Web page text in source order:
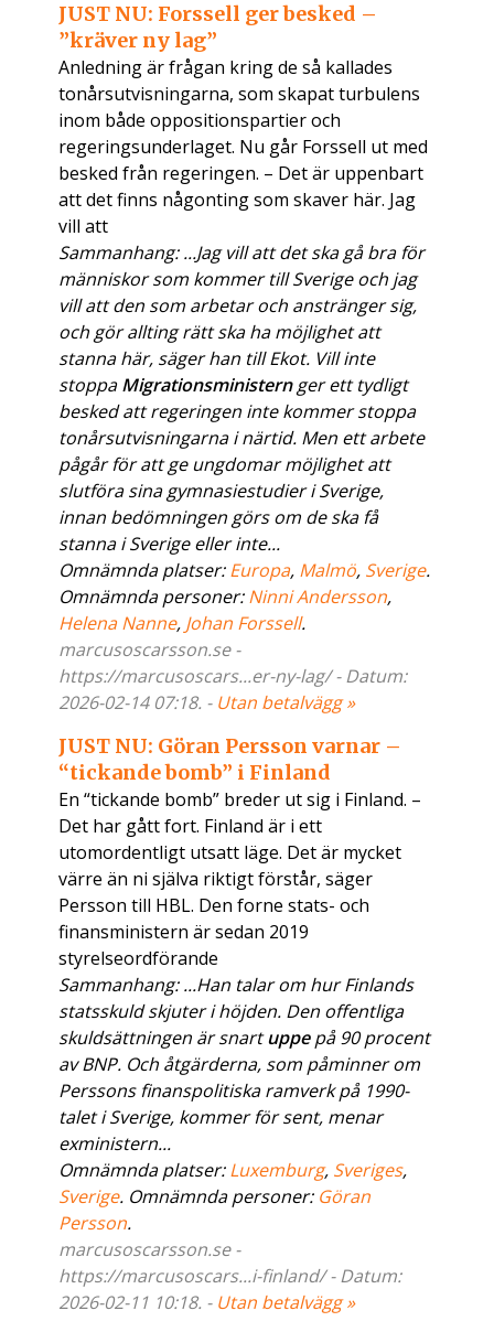
JUST NU: Forssell ger besked –
”kräver ny lag”
Anledning är frågan kring de så kallades
tonårsutvisningarna, som skapat turbulens
inom både oppositionspartier och
regeringsunderlaget. Nu går Forssell ut med
besked från regeringen. – Det är uppenbart
att det finns någonting som skaver här. Jag
vill att
Sammanhang: ...Jag vill att det ska gå bra för
människor som kommer till Sverige och jag
vill att den som arbetar och anstränger sig,
och gör allting rätt ska ha möjlighet att
stanna här, säger han till Ekot. Vill inte
stoppaMigrationsministernger ett tydligt
besked att regeringen inte kommer stoppa
tonårsutvisningarna i närtid. Men ett arbete
pågår för att ge ungdomar möjlighet att
slutföra sina gymnasiestudier i Sverige,
innan bedömningen görs om de ska få
stanna i Sverige eller inte...
Omnämnda platser:Europa, Malmö, Sverige.
Omnämnda personer:Ninni Andersson,
Helena Nanne, Johan Forssell.
marcusoscarsson.se -
https://marcusoscars...er-ny-lag/ - Datum:
2026-02-14 07:18. - Utan betalvägg »
JUST NU: Göran Persson varnar –
“tickande bomb” i Finland
En “tickande bomb” breder ut sig i Finland. –
Det har gått fort. Finland är i ett
utomordentligt utsatt läge. Det är mycket
värre än ni själva riktigt förstår, säger
Persson till HBL. Den forne stats- och
finansministern är sedan 2019
styrelseordförande
Sammanhang: ...Han talar om hur Finlands
statsskuld skjuter i höjden. Den offentliga
skuldsättningen är snartuppepå 90 procent
av BNP. Och åtgärderna, som påminner om
Perssons finanspolitiska ramverk på 1990-
talet i Sverige, kommer för sent, menar
exministern...
Omnämnda platser:Luxemburg, Sveriges,
Sverige. Omnämnda personer: Göran
Persson.
marcusoscarsson.se -
https://marcusoscars...i-finland/ - Datum:
2026-02-11 10:18. - Utan betalvägg »